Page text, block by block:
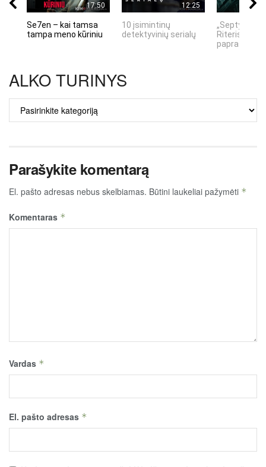
17:50
Se7en – kai tamsa
tampa meno kūriniu
12:25
10 įsimintinų
detektyvinių serialų
„Septynių
Riteris" – kai
ALKO TURINYS
ALKO
TURINYS
Parašykite komentarą
El. pašto adresas nebus skelbiamas. Būtini laukeliai pažymėti *
Komentaras *
Vardas *
El. pašto adresas *